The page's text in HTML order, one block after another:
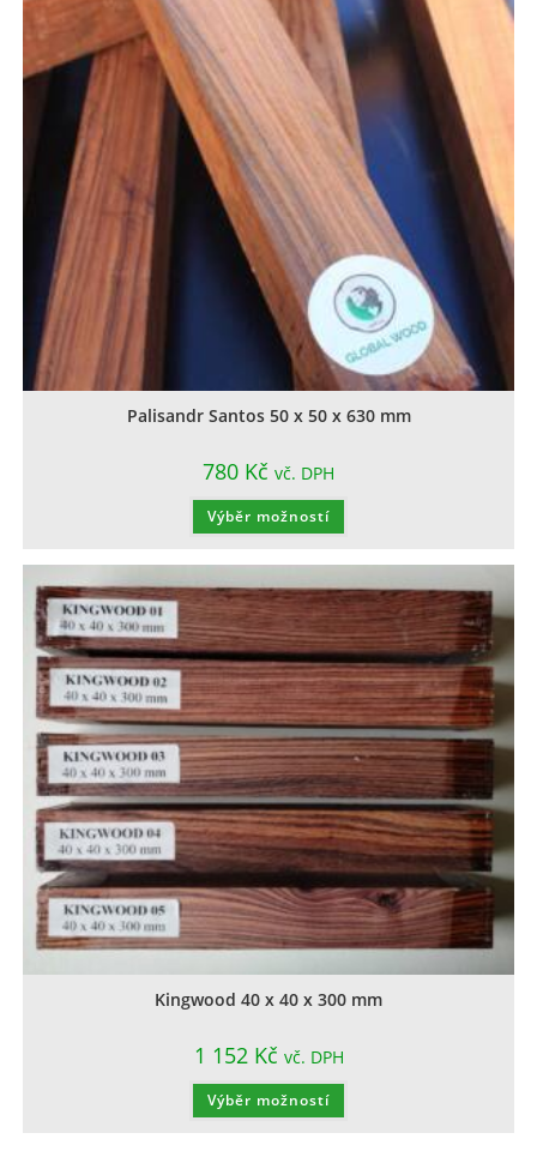
Palisandr Santos 50 x 50 x 630 mm
780 Kč vč. DPH
Výběr možností
Kingwood 40 x 40 x 300 mm
1 152 Kč vč. DPH
Výběr možností